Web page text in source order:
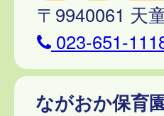
〒9940061 天
023-651-
ながおか保育